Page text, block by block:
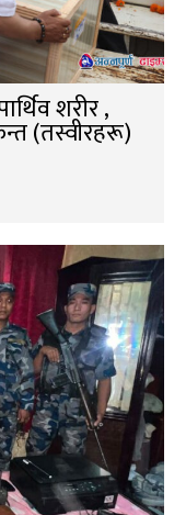
शरीर ,
(तस्वीरहरू)